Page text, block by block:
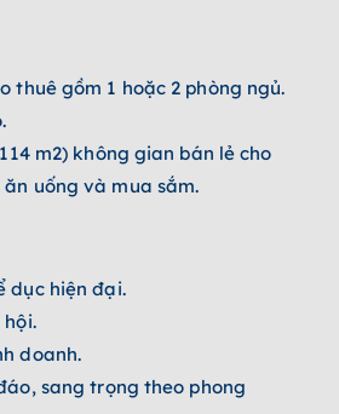
thuê gồm 1 hoặc 2 phòng ngủ.
m2) không gian bán lẻ cho
uống và mua sắm.
dục hiện đại.
hội.
doanh.
sang trọng theo phong